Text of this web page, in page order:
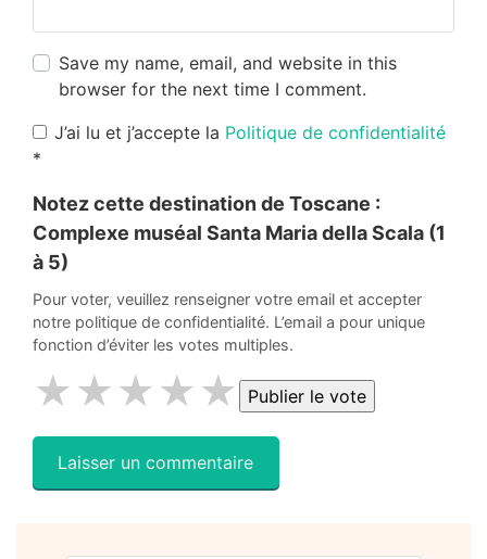
Save my name, email, and website in this
browser for the next time I comment.
J’ai lu et j’accepte la Politique de confidentialité
*
Notez cette destination de Toscane :
Complexe muséal Santa Maria della Scala (1
à 5)
Pour voter, veuillez renseigner votre email et accepter
notre politique de confidentialité. L’email a pour unique
fonction d’éviter les votes multiples.
★
★
★
★
★